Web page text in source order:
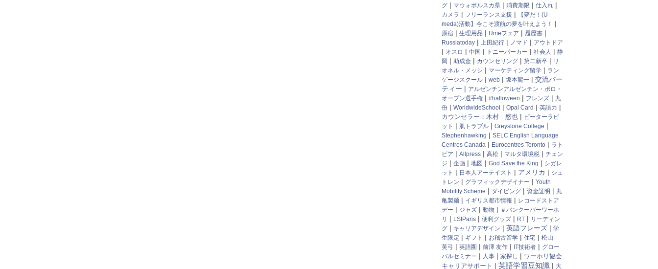
グ | マウォポルスカ県 | 消費期限 | 仕入れ |
カメラ | フリーランス支援 |
【夢だ！(U-
meda)活動】今こそ渡航の夢を叶えよう！
|
原宿 | 生理用品 | Umeフェア | 履歴書 |
Russiatoday | 上田紀行 | ノマド | アウトドア
| オスロ | 中国 | トニーパーカー | 社会人 | 静
岡 | 助成金 | カウンセリング | 第二新卒 | リ
オネル・メッシ | マーケティング留学 | ラン
ゲージスクール | web | 坂本龍一 | 交流パー
ティー | アルゼンチンアルゼンチン・ポロ・
オープン選手権 | #halloween | フレンズ | 九
份 | WorldwideSchool | Opal Card | 英語力 |
カウンセラー：木村 悠也 | ピーターラビ
ット | 肌トラブル | Greystone College |
Stephenhawking | SELC English Language
Centres Canada | Eurocentres Toronto | ラト
ビア | Allpress | 高松 | マルタ環境税 | チェン
ジ | 企画 | 地図 | God Save the King | シガレ
ット | 日本人アーテイスト | アメリカ | シュ
トレン | グラフィックデザイナー | Youth
Mobility Scheme | ダイビング | 資金証明 | 丸
亀製麺 | イギリス都市情報 | レコードストア
デー | ジャズ | 動物 | ＃バンクーバーワーホ
リ | LSIParis | 便利グッズ | RT | リーディン
グ | キャリアデザイン | 英語フレーズ | 学
生限定 | ギフト | お稽古留学 | 住宅 | 松山
芙弓 | 英語圏 | 前澤 友作 | IT技術者 | グロー
バルセミナー | 人事 | 家探し | ワーホリ協会
キャリアサポート | 英語学習豆知識 | 大